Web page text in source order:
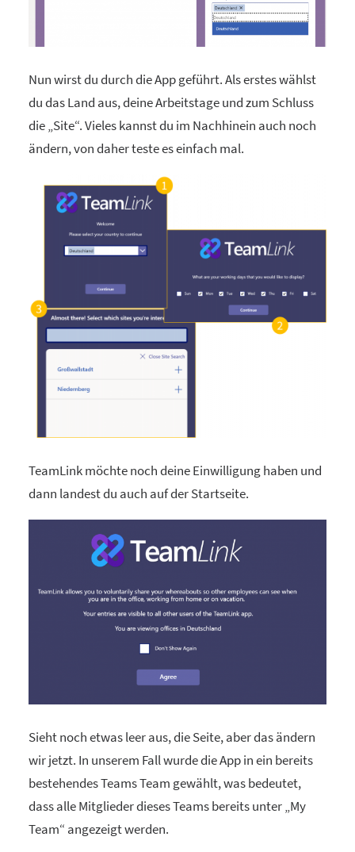
Nun wirst du durch die App geführt. Als erstes wählst
du das Land aus, deine Arbeitstage und zum Schluss
die „Site“. Vieles kannst du im Nachhinein auch noch
ändern, von daher teste es einfach mal.
TeamLink möchte noch deine Einwilligung haben und
dann landest du auch auf der Startseite.
Sieht noch etwas leer aus, die Seite, aber das ändern
wir jetzt. In unserem Fall wurde die App in ein bereits
bestehendes Teams Team gewählt, was bedeutet,
dass alle Mitglieder dieses Teams bereits unter „My
Team“ angezeigt werden.